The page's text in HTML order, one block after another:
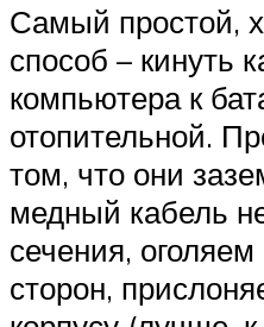
Самый простой,
способ – кинуть
компьютера к
отопительной.
том, что они
медный кабель
сечения,
сторон,